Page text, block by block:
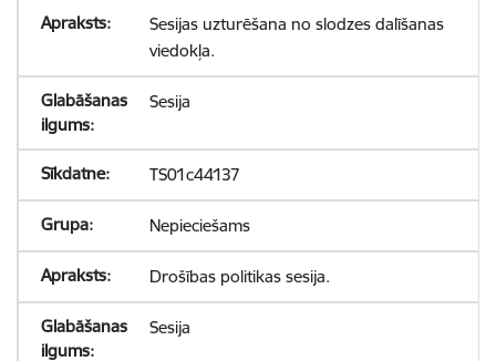
Sesijas uzturēšana no slodzes dalīšanas
viedokļa.
Sesija
TS01c44137
Nepieciešams
Drošības politikas sesija.
Sesija